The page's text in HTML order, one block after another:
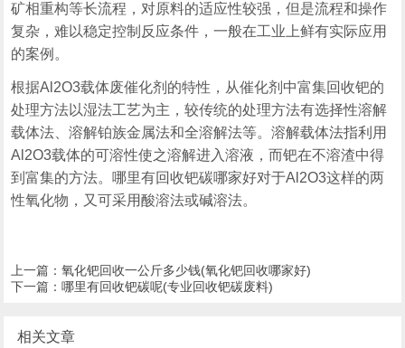
矿相重构等长流程，对原料的适应性较强，但是流程和操作
复杂，难以稳定控制反应条件，一般在工业上鲜有实际应用
的案例。
根据Al2O3载体废催化剂的特性，从催化剂中富集回收钯的
处理方法以湿法工艺为主，较传统的处理方法有选择性溶解
载体法、溶解铂族金属法和全溶解法等。溶解载体法指利用
Al2O3载体的可溶性使之溶解进入溶液，而钯在不溶渣中得
到富集的方法。哪里有回收钯碳哪家好对于Al2O3这样的两
性氧化物，又可采用酸溶法或碱溶法。
上一篇：氧化钯回收一公斤多少钱(氧化钯回收哪家好)
下一篇：哪里有回收钯碳呢(专业回收钯碳废料)
相关文章